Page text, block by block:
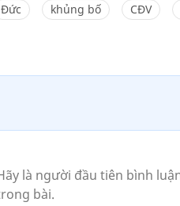
Đức khủng bố CĐV